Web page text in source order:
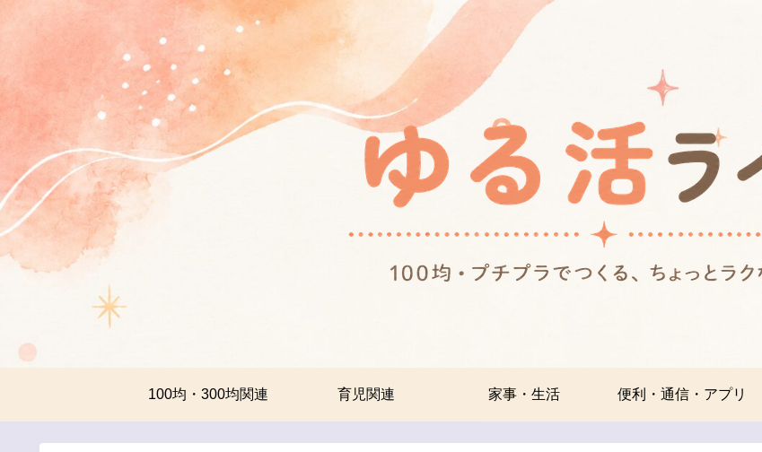
100均・300均関連 育児関連 家事・生活 便利・通信・アプリ